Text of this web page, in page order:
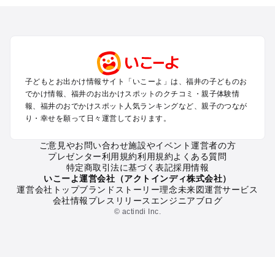
越前・越前海岸のプールお出かけ
福井の定番お出かけスポット
福井の遊園地
福井の動物園
福井の釣り
福井の牧場
福井のプール
福井のアスレチック
福井の公園・総合公園
子どもとお出かけ情報サイト「いこーよ」は、福井の子どものお
でかけ情報、福井のお出かけスポットのクチコミ・親子体験情
報、福井のおでかけスポット人気ランキングなど、親子のつなが
り・幸せを願って日々運営しております。
ご意見やお問い合わせ施設やイベント運営者の方
プレゼンター利用規約利用規約よくある質問
特定商取引法に基づく表記採用情報
いこーよ運営会社（アクトインディ株式会社）
運営会社トップブランドストーリー理念未来図運営サービス
会社情報プレスリリース エンジニアブログ
© actindi Inc.